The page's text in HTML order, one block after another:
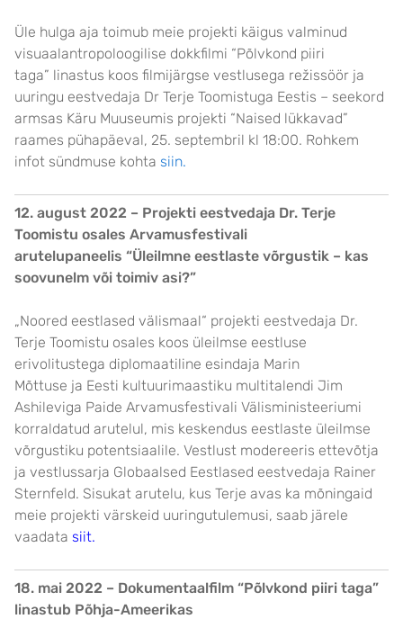
Üle hulga aja toimub meie projekti käigus valminud
visuaalantropoloogilise dokkfilmi “Põlvkond piiri
taga” linastus koos filmijärgse vestlusega režissöör ja
uuringu eestvedaja Dr Terje Toomistuga Eestis – seekord
armsas Käru Muuseumis projekti “Naised lükkavad”
raames pühapäeval, 25. septembril kl 18:00. Rohkem
infot sündmuse kohta siin.
12. august 2022 – Projekti eestvedaja Dr. Terje
Toomistu osales Arvamusfestivali
arutelupaneelis “Üleilmne eestlaste võrgustik – kas
soovunelm või toimiv asi?”
„Noored eestlased välismaal“ projekti eestvedaja Dr.
Terje Toomistu osales koos üleilmse eestluse
erivolitustega diplomaatiline esindaja Marin
Mõttuse ja Eesti kultuurimaastiku multitalendi Jim
Ashileviga Paide Arvamusfestivali Välisministeeriumi
korraldatud arutelul, mis keskendus eestlaste üleilmse
võrgustiku potentsiaalile. Vestlust modereeris ettevõtja
ja vestlussarja Globaalsed Eestlased eestvedaja Rainer
Sternfeld. Sisukat arutelu, kus Terje avas ka mõningaid
meie projekti värskeid uuringutulemusi, saab järele
vaadata siit.
18. mai 2022 – Dokumentaalfilm “Põlvkond piiri taga”
linastub Põhja-Ameerikas